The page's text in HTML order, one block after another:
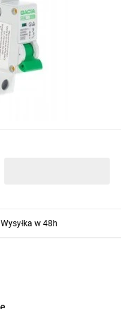
Wysyłka w 48h